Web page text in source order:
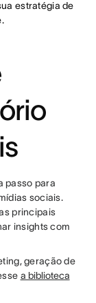
estratégia de
passo para
sociais.
principais
insights com
geração de
a biblioteca